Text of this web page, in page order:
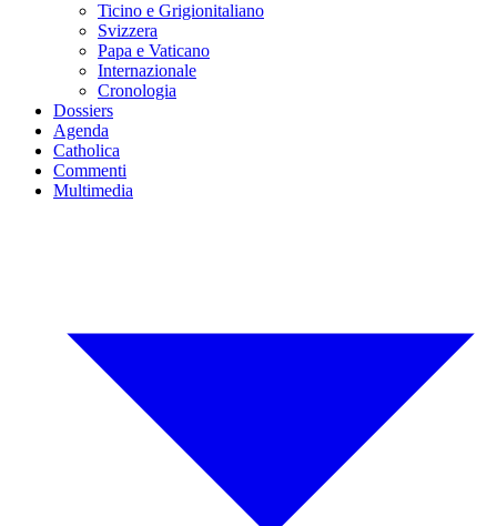
Ticino e Grigionitaliano
Svizzera
Papa e Vaticano
Internazionale
Cronologia
Dossiers
Agenda
Catholica
Commenti
Multimedia